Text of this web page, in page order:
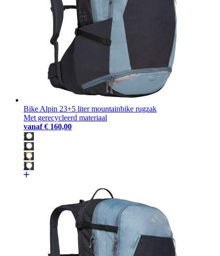
Bike Alpin 23+5 liter mountainbike rugzak
Met gerecycleerd materiaal
vanaf € 160,00